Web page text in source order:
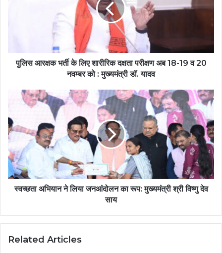
पुलिस आरक्षक भर्ती के लिए शारीरिक दक्षता परीक्षण अब 18-19 व 20
नवम्बर को : मुख्यमंत्री डॉ. यादव
स्वच्छता अभियान ने लिया जनआंदोलन का रूप: मुख्यमंत्री श्री विष्णु देव
साय
Related Articles